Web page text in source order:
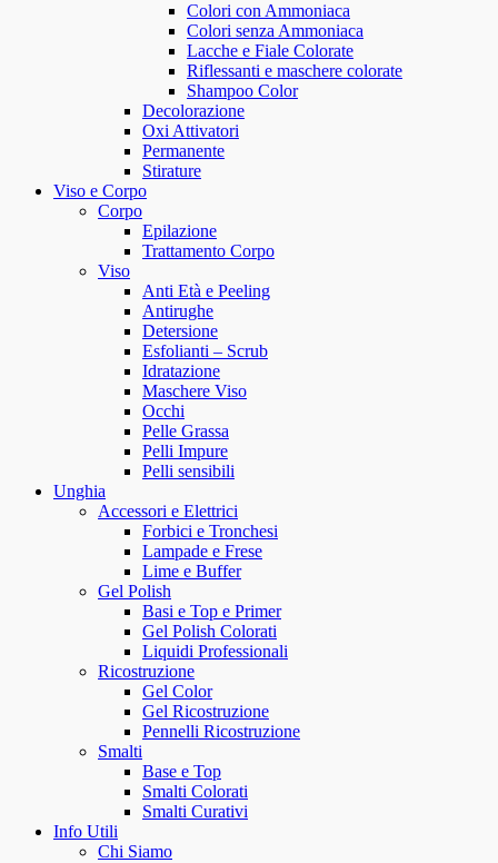
Colori con Ammoniaca
Colori senza Ammoniaca
Lacche e Fiale Colorate
Riflessanti e maschere colorate
Shampoo Color
Decolorazione
Oxi Attivatori
Permanente
Stirature
Viso e Corpo
Corpo
Epilazione
Trattamento Corpo
Viso
Anti Età e Peeling
Antirughe
Detersione
Esfolianti – Scrub
Idratazione
Maschere Viso
Occhi
Pelle Grassa
Pelli Impure
Pelli sensibili
Unghia
Accessori e Elettrici
Forbici e Tronchesi
Lampade e Frese
Lime e Buffer
Gel Polish
Basi e Top e Primer
Gel Polish Colorati
Liquidi Professionali
Ricostruzione
Gel Color
Gel Ricostruzione
Pennelli Ricostruzione
Smalti
Base e Top
Smalti Colorati
Smalti Curativi
Info Utili
Chi Siamo